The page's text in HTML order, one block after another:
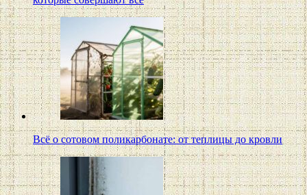
Всё о сотовом поликарбонате: от теплицы до кровли